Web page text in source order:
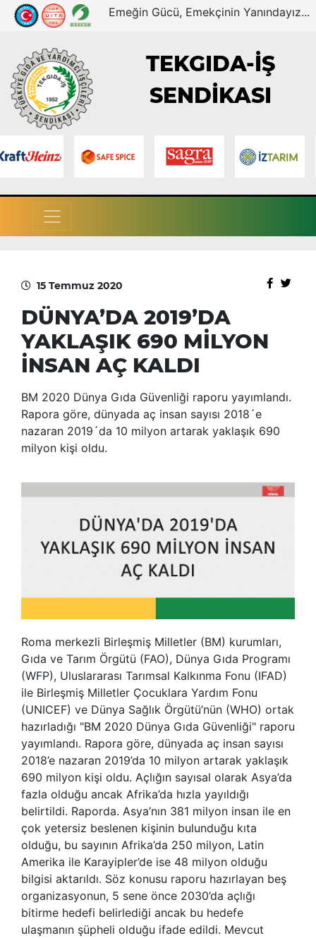
Emeğin Gücü, Emekçinin Yanındayız...
TEKGIDA-İŞ
SENDİKASI
15 Temmuz 2020
DÜNYA’DA 2019’DA
YAKLAŞIK 690 MİLYON
İNSAN AÇ KALDI
BM 2020 Dünya Gıda Güvenliği raporu yayımlandı.
Rapora göre, dünyada aç insan sayısı 2018´e
nazaran 2019´da 10 milyon artarak yaklaşık 690
milyon kişi oldu.
Roma merkezli Birleşmiş Milletler (BM) kurumları,
Gıda ve Tarım Örgütü (FAO), Dünya Gıda Programı
(WFP), Uluslararası Tarımsal Kalkınma Fonu (IFAD)
ile Birleşmiş Milletler Çocuklara Yardım Fonu
(UNICEF) ve Dünya Sağlık Örgütü’nün (WHO) ortak
hazırladığı "BM 2020 Dünya Gıda Güvenliği" raporu
yayımlandı. Rapora göre, dünyada aç insan sayısı
2018’e nazaran 2019’da 10 milyon artarak yaklaşık
690 milyon kişi oldu. Açlığın sayısal olarak Asya’da
fazla olduğu ancak Afrika’da hızla yayıldığı
belirtildi. Raporda. Asya’nın 381 milyon insan ile en
çok yetersiz beslenen kişinin bulunduğu kıta
olduğu, bu sayının Afrika’da 250 milyon, Latin
Amerika ile Karayipler’de ise 48 milyon olduğu
bilgisi aktarıldı. Söz konusu raporu hazırlayan beş
organizasyonun, 5 sene önce 2030’da açlığı
bitirme hedefi belirlediği ancak bu hedefe
ulaşmanın şüpheli olduğu ifade edildi. Mevcut